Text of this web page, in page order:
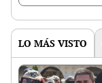
LO MÁS VISTO